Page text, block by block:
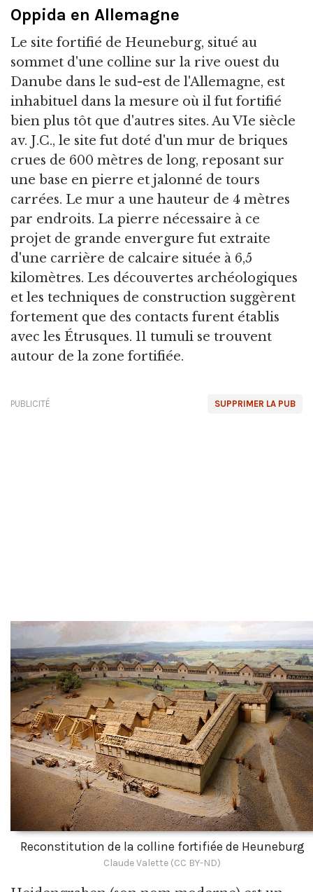
Oppida en Allemagne
Le site fortifié de Heuneburg, situé au
sommet d'une colline sur la rive ouest du
Danube dans le sud-est de l'Allemagne, est
inhabituel dans la mesure où il fut fortifié
bien plus tôt que d'autres sites. Au VIe siècle
av. J.C., le site fut doté d'un mur de briques
crues de 600 mètres de long, reposant sur
une base en pierre et jalonné de tours
carrées. Le mur a une hauteur de 4 mètres
par endroits. La pierre nécessaire à ce
projet de grande envergure fut extraite
d'une carrière de calcaire située à 6,5
kilomètres. Les découvertes archéologiques
et les techniques de construction suggèrent
fortement que des contacts furent établis
avec les Étrusques. 11 tumuli se trouvent
autour de la zone fortifiée.
SUPPRIMER LA PUB
PUBLICITÉ
Reconstitution de la colline fortifiée de Heuneburg
Claude Valette (CC BY-ND)